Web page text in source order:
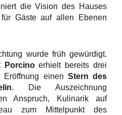
die Vision des Hauses
Gäste auf allen Ebenen
wurde früh gewürdigt.
Porcinoerhielt bereits drei
einen Stern des
. Die Auszeichnung
Anspruch, Kulinarik auf
zum Mittelpunkt des